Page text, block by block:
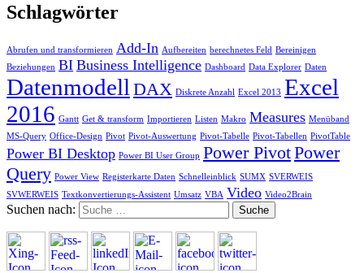
Schlagwörter
Abrufen und transformieren Add-In Aufbereiten berechnetes Feld Bereinigen
Beziehungen BI Business Intelligence Dashboard Data Explorer Daten
Datenmodell DAX Diskrete Anzahl Excel 2013 Excel
2016 Gantt Get & transform Importieren Listen Makro Measures Menüband
MS-Query Office-Design Pivot Pivot-Auswertung Pivot-Tabelle Pivot-Tabellen PivotTable
Power BI Desktop Power BI User Group Power PivotPower
Query Power View Registerkarte Daten Schnelleinblick SUMX SVERWEIS
SVWERWEIS Textkonvertierungs-Assistent Umsatz VBA Video Video2Brain
Suchen nach: